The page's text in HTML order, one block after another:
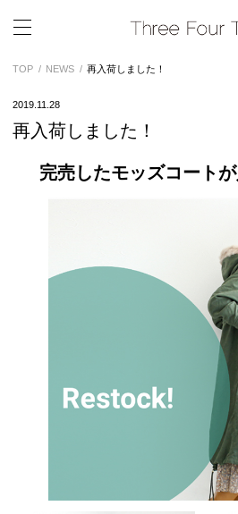
TOP NEWS 再入荷しました！
2019.11.28
再入荷しました！
完売したモッズコート